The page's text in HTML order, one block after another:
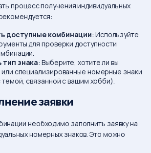
процесс получения индивидуальных
доступные комбинации: Используйте
для проверки доступности
знака: Выберите, хотите ли вы
или специализированные номерные знаки
связанной с вашим хобби).
заявки
необходимо заполнить заявку на
номерных знаков. Это можно